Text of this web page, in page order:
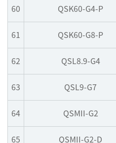
60 QSK60-G4-P
61 QSK60-G8-P
62 QSL8.9-G4
63 QSL9-G7
64 QSMII-G2
65 QSMII-G2-D